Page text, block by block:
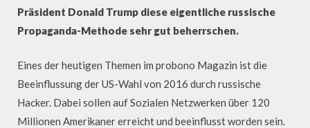
Präsident Donald Trump diese eigentliche russische
Propaganda-Methode sehr gut beherrschen.
Eines der heutigen Themen im probono Magazin ist die
Beeinflussung der US-Wahl von 2016 durch russische
Hacker. Dabei sollen auf Sozialen Netzwerken über 120
Millionen Amerikaner erreicht und beeinflusst worden sein.